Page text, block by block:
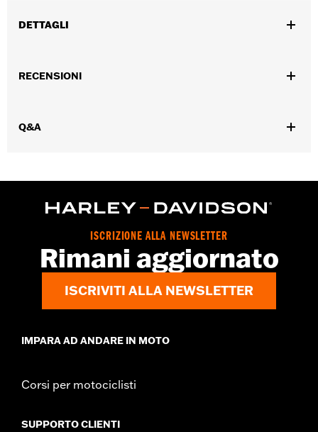
DETTAGLI
Caratteristiche funzionali:
Tasche
cursore
Origine:Importata
RECENSIONI
Q&A
ISCRIZIONE ALLA NEWSLETTER
Rimani aggiornato
ISCRIVITI ALLA NEWSLETTER
IMPARA AD ANDARE IN MOTO
Corsi per motociclisti
SUPPORTO CLIENTI